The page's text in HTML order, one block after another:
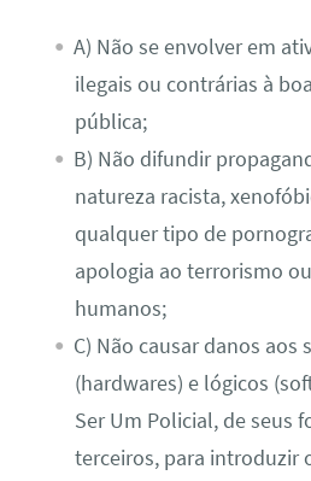
A) Não se envolver em
ilegais ou contrárias à
pública;
B) Não difundir
natureza racista,
qualquer tipo de
apologia ao terrorismo
humanos;
C) Não causar danos aos
(hardwares) e lógicos
Ser Um Policial, de seus
terceiros, para introduzir